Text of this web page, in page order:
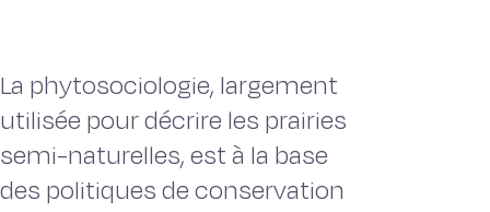
La phytosociologie, largement
utilisée pour décrire les prairies
semi-naturelles, est à la base
des politiques de conservation